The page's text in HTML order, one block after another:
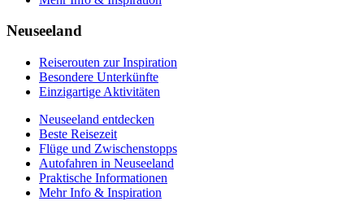
Neuseeland
Reiserouten zur Inspiration
Besondere Unterkünfte
Einzigartige Aktivitäten
Neuseeland entdecken
Beste Reisezeit
Flüge und Zwischenstopps
Autofahren in Neuseeland
Praktische Informationen
Mehr Info & Inspiration